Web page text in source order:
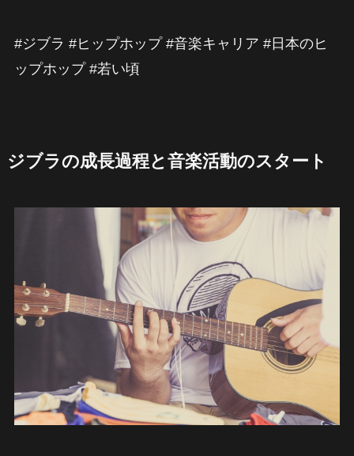
#ジブラ #ヒップホップ #音楽キャリア #日本のヒ
ップホップ #若い頃
ジブラの成長過程と音楽活動のスタート